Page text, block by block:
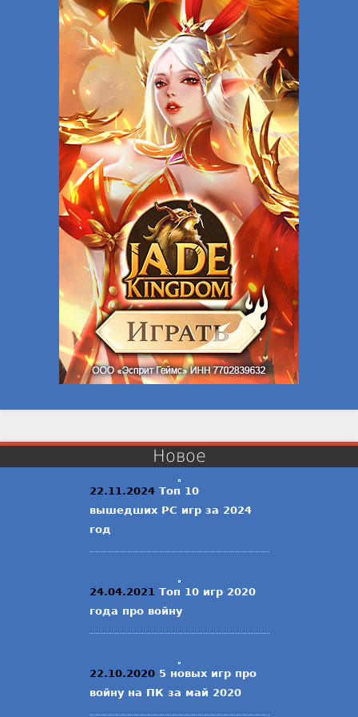
Новое
22.11.2024 Топ 10
вышедших PC игр за 2024
год
24.04.2021 Топ 10 игр 2020
года про войну
22.10.2020 5 новых игр про
войну на ПК за май 2020